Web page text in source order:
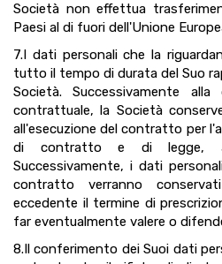
Società non effettua
Paesi al di fuori dell'Unione
7.I dati personali che la
tutto il tempo di durata del Suo
Società. Successivamente
contrattuale, la Società
all'esecuzione del contratto per
di contratto e di legge,
Successivamente, i dati
contratto verranno
eccedente il termine di
far eventualmente valere o
8.Il conferimento dei Suoi dati